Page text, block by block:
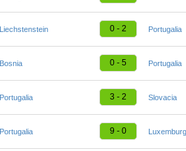
Liechstenstein 0 - 2 Portugalia
Bosnia 0 - 5 Portugalia
Portugalia 3 - 2 Slovacia
Portugalia 9 - 0 Luxemburg